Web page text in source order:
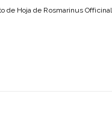
de Hoja de Rosmarinus